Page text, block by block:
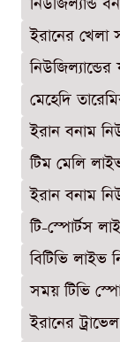
ইরানের খেলা
মেহেদি
ইরান বনাম
টিম মেলি
ইরান বনাম
টি-স্পোর্টস
বিটিভি লাইভ
সময় টিভি
ইরানের